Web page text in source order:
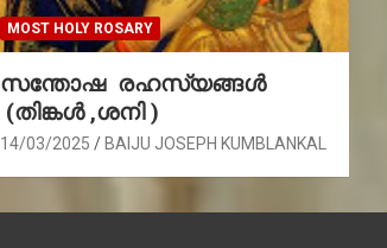
MOST HOLY ROSARY
സന്തോഷ രഹസ്യങ്ങൾ
(തിങ്കൾ ,ശനി )
14/03/2025 BAIJU JOSEPH KUMBLANKAL